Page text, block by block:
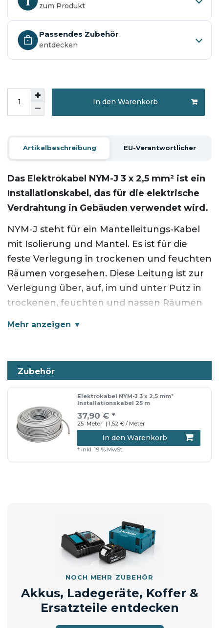
zum Produkt
Passendes Zubehör
entdecken
In den Warenkorb
Artikelbeschreibung EU-Verantwortlicher
Das Elektrokabel NYM-J 3 x 2,5 mm² ist ein
Installationskabel, das für die elektrische
Verdrahtung in Gebäuden verwendet wird.
NYM-J steht für ein Mantelleitungs-Kabel
mit Isolierung und Mantel. Es ist für die
feste Verlegung in trockenen und feuchten
Räumen vorgesehen. Diese Leitung ist zur
Verlegung über, auf, im und unter Putz in
trockenen, feuchten und nassen Räumen
ausgenommen für direkte Einbettung in
geeignet. Auch für die Verwendung im
Freien geeignet, sofern vor direkter
Sonneneinstrahlung geschützt, jedoch
nicht im Erdreich.
einem neutralen Versandkarton.
Zubehör
Elektrokabel NYM-J 3 x 2,5 mm²
Installationskabel 25 m
37,90 € *
25 Meter | 1,52 € / Meter
In den Warenkorb
* inkl. 19 % MwSt.
NOCH MEHR ZUBEHÖR
Akkus, Ladegeräte, Koffer &
Ersatzteile entdecken